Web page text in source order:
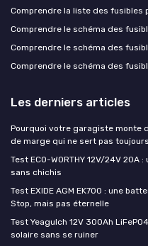
Comprendre la liste des fusibles
Comprendre le schéma des
Comprendre le schéma des
Comprendre le schéma des
Les derniers articles
Pourquoi votre garagiste monte
de marge qui ne sert pas
Test ECO-WORTHY 12V/24V
sans chichis
Test EXIDE AGM EK700 : une
Stop, mais pas éternelle
Test Yeagulch 12V 300Ah
solaire sans se ruiner